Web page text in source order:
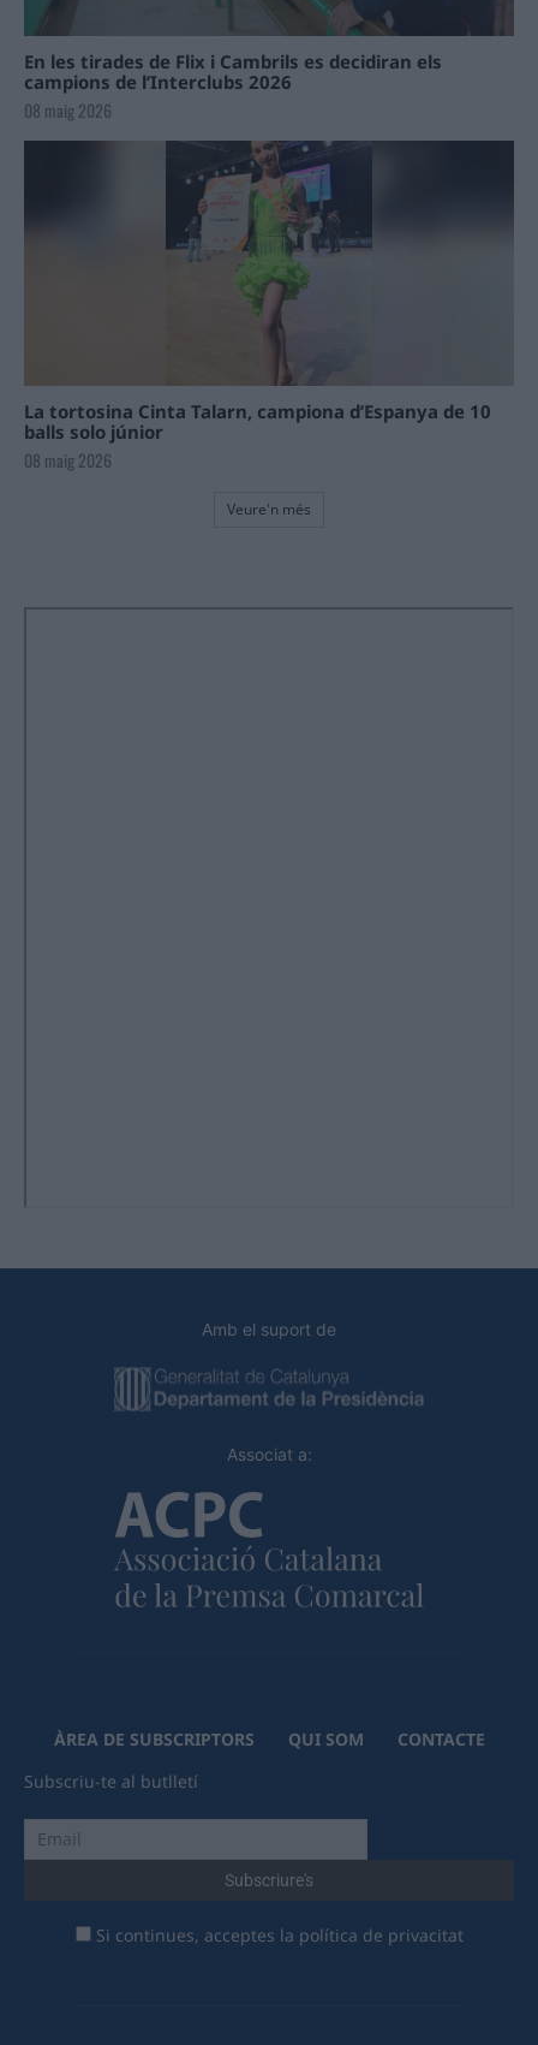
En les tirades de Flix i Cambrils es decidiran els
campions de l’Interclubs 2026
08 maig 2026
La tortosina Cinta Talarn, campiona d’Espanya de 10
balls solo júnior
08 maig 2026
Veure'n més
Amb el suport de
Associat a:
ÀREA DE SUBSCRIPTORS QUI SOM
CONTACTE
Subscriu-te al butlletí
Si continues, acceptes la política de privacitat